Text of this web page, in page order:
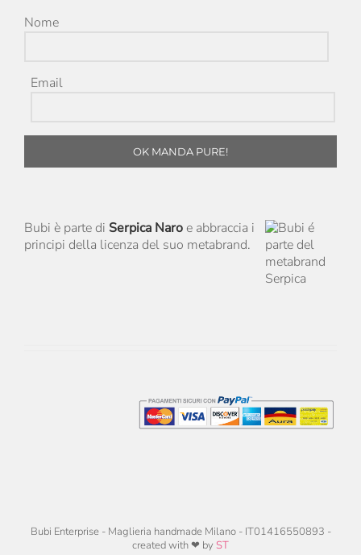
Nome
Email
OK MANDA PURE!
Bubi è parte di Serpica Naro e abbraccia i
principi della licenza del suo metabrand.
Bubi Enterprise - Maglieria handmade Milano - IT01416550893 -
created with ❤ by ST